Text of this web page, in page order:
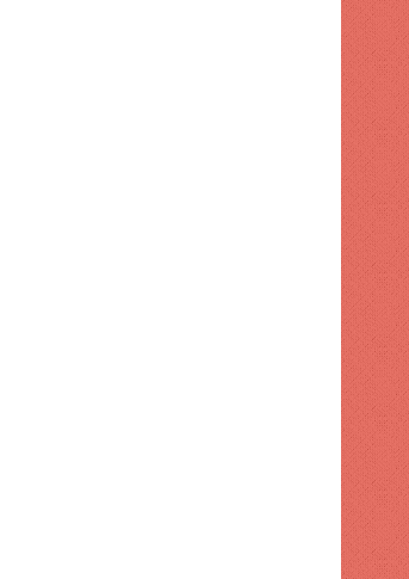
1 semana hace
Dirección de FP retiró